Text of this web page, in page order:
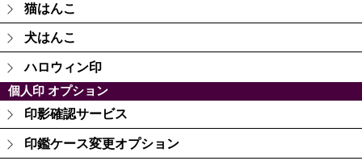
猫はんこ
犬はんこ
ハロウィン印
個人印 オプション
印影確認サービス
印鑑ケース変更オプション